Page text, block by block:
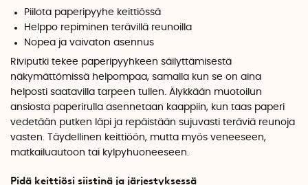
Piilota paperipyyhe keittiössä
Helppo repiminen terävillä reunoilla
Nopea ja vaivaton asennus
Riviputki tekee paperipyyhkeen säilyttämisestä
näkymättömissä helpompaa, samalla kun se on aina
helposti saatavilla tarpeen tullen. Älykkään muotoilun
ansiosta paperirulla asennetaan kaappiin, kun taas paperi
vedetään putken läpi ja repäistään sujuvasti teräviä reunoja
vasten. Täydellinen keittiöön, mutta myös veneeseen,
matkailuautoon tai kylpyhuoneeseen.
Pidä keittiösi siistinä ja järjestyksessä